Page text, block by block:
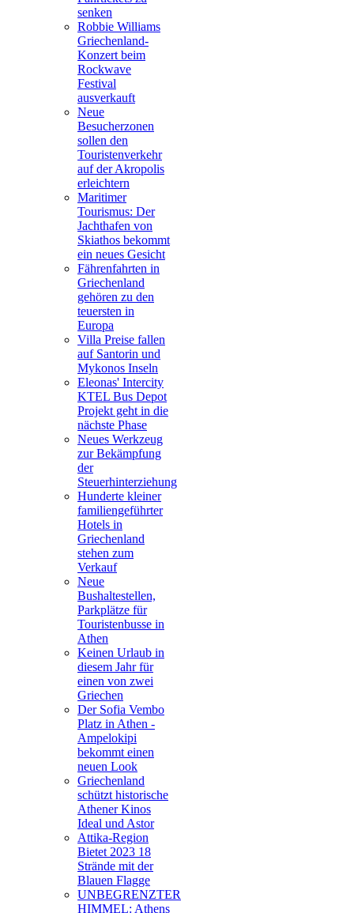
senken
Robbie Williams
Griechenland-
Konzert beim
Rockwave
Festival
ausverkauft
Neue
Besucherzonen
sollen den
Touristenverkehr
auf der Akropolis
erleichtern
Maritimer
Tourismus: Der
Jachthafen von
Skiathos bekommt
ein neues Gesicht
Fährenfahrten in
Griechenland
gehören zu den
teuersten in
Europa
Villa Preise fallen
auf Santorin und
Mykonos Inseln
Eleonas' Intercity
KTEL Bus Depot
Projekt geht in die
nächste Phase
Neues Werkzeug
zur Bekämpfung
der
Steuerhinterziehung
Hunderte kleiner
familiengeführter
Hotels in
Griechenland
stehen zum
Verkauf
Neue
Bushaltestellen,
Parkplätze für
Touristenbusse in
Athen
Keinen Urlaub in
diesem Jahr für
einen von zwei
Griechen
Der Sofia Vembo
Platz in Athen -
Ampelokipi
bekommt einen
neuen Look
Griechenland
schützt historische
Athener Kinos
Ideal und Astor
Attika-Region
Bietet 2023 18
Strände mit der
Blauen Flagge
UNBEGRENZTER
HIMMEL: Athens